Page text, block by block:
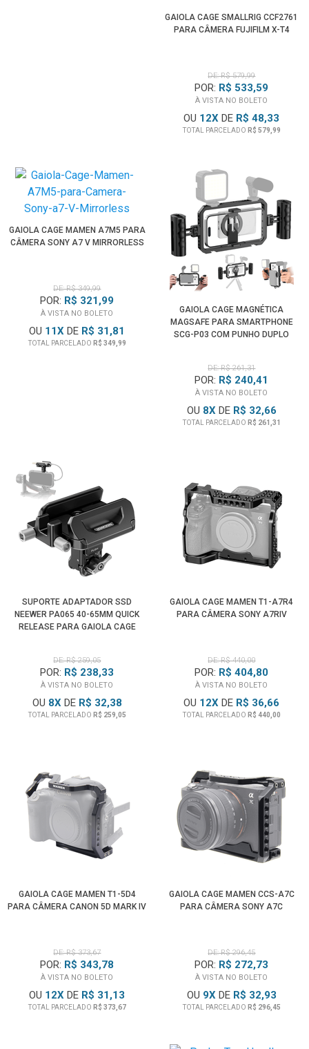
GAIOLA CAGE SMALLRIG CCF2761
PARA CÂMERA FUJIFILM X-T4
DE: R$ 579,99
POR: R$ 533,59
À VISTA NO BOLETO
OU 12X DE R$ 48,33
TOTAL PARCELADO R$ 579,99
GAIOLA CAGE MAMEN A7M5 PARA
CÂMERA SONY A7 V MIRRORLESS
DE: R$ 349,99
POR: R$ 321,99
À VISTA NO BOLETO
OU 11X DE R$ 31,81
TOTAL PARCELADO R$ 349,99
GAIOLA CAGE MAGNÉTICA
MAGSAFE PARA SMARTPHONE
SCG-P03 COM PUNHO DUPLO
DE: R$ 261,31
POR: R$ 240,41
À VISTA NO BOLETO
OU 8XDE R$ 32,66
TOTAL PARCELADO R$ 261,31
SUPORTE ADAPTADOR SSD
NEEWER PA065 40-65MM QUICK
RELEASE PARA GAIOLA CAGE
DE: R$ 259,05
POR: R$ 238,33
À VISTA NO BOLETO
OU 8XDE R$ 32,38
TOTAL PARCELADO R$ 259,05
GAIOLA CAGE MAMEN T1-A7R4
PARA CÂMERA SONY A7RIV
DE: R$ 440,00
POR: R$ 404,80
À VISTA NO BOLETO
OU 12X DE R$ 36,66
TOTAL PARCELADO R$ 440,00
GAIOLA CAGE MAMEN T1-5D4
PARA CÂMERA CANON 5D MARK IV
DE: R$ 373,67
POR: R$ 343,78
À VISTA NO BOLETO
OU 12X DE R$ 31,13
TOTAL PARCELADO R$ 373,67
GAIOLA CAGE MAMEN CCS-A7C
PARA CÂMERA SONY A7C
DE: R$ 296,45
POR: R$ 272,73
À VISTA NO BOLETO
OU 9XDE R$ 32,93
TOTAL PARCELADO R$ 296,45